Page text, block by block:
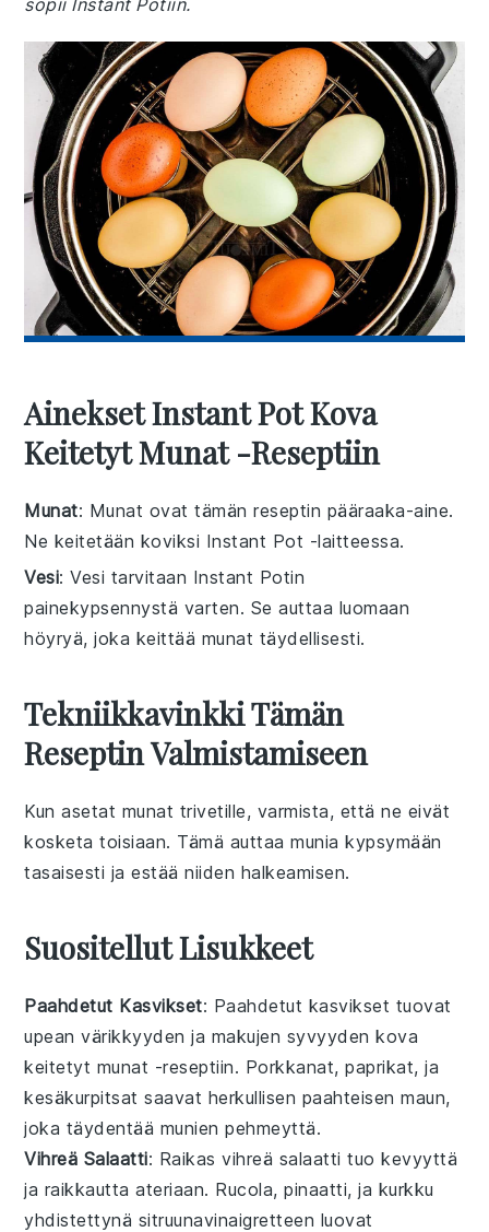
sopii Instant Potiin.
Ainekset Instant Pot Kova
Keitetyt Munat -reseptiin
Munat: Munat ovat tämän reseptin pääraaka-aine.
Ne keitetään koviksi Instant Pot -laitteessa.
Vesi: Vesi tarvitaan Instant Potin
painekypsennystä varten. Se auttaa luomaan
höyryä, joka keittää munat täydellisesti.
Tekniikkavinkki Tämän
Reseptin Valmistamiseen
Kun asetat munat trivetille, varmista, että ne eivät
kosketa toisiaan. Tämä auttaamunia kypsymään
tasaisesti ja estää niiden halkeamisen.
Suositellut Lisukkeet
Paahdetut Kasvikset: Paahdetut kasvikset tuovat
upeanvärikkyyden ja makujen syvyydenkova
keitetyt munat -reseptiin. Porkkanat,paprikat, ja
kesäkurpitsat saavat herkullisen paahteisen maun,
joka täydentää munien pehmeyttä.
Vihreä Salaatti: Raikasvihreä salaatti tuokevyyttä
ja raikkautta ateriaan. Rucola,pinaatti, ja kurkku
yhdistettynä sitruunavinaigretteen luovat